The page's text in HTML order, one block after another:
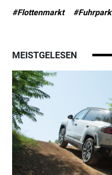
#Flottenmarkt #Fuhrpark
MEISTGELESEN